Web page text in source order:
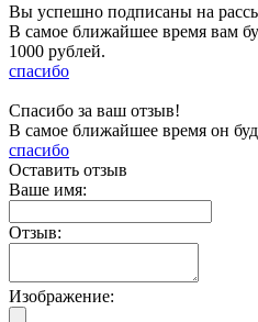
Вы успешно подписаны на
В самое ближайшее время вам
1000 рублей.
спасибо
Спасибо за ваш отзыв!
В самое ближайшее время он
спасибо
Оставить отзыв
Ваше имя:
Отзыв:
Изображение: